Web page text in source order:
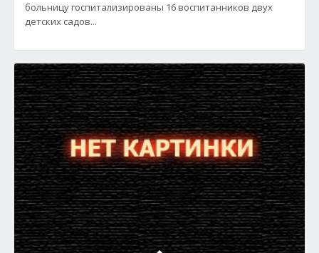
больницу госпитализированы 16 воспитанников двух
детских садов...